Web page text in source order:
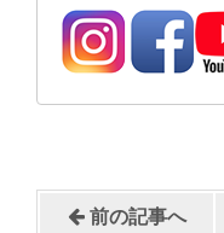
前の記事へ